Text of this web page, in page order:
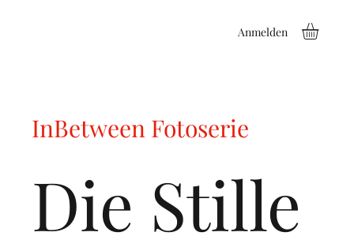
Anmelden
InBetween Fotoserie
Die Stille